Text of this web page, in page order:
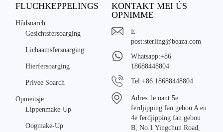
FLUCHKEPPELINGS
Hûdsoarch
Gesichtsfersoarging
Lichaamsfersoarging
Hierfersoarging
Privee Soarch
Opmeitsje
Lippenmake-Up
Oogmake-Up
KONTAKT MEI ÚS
OPNIMME
E-
post:sterling@beaza.com
Whatsapp:+86
18688448804
Tel:+86 18688448804
Adres:1e oant 5e
ferdjipping fan gebou A en
4e ferdjipping fan gebou
B, No.1 Yingchun Road,